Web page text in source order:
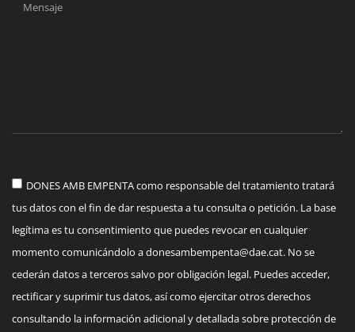
DONES AMB EMPENTA como responsable del tratamiento tratará
tus datos con el fin de dar respuesta a tu consulta o petición. La base
legítima es tu consentimiento que puedes revocar en cualquier
momento comunicándolo adonesambempenta@dae.cat. No se
cederán datos a terceros salvo por obligación legal. Puedes acceder,
rectificar y suprimir tus datos, así como ejercitar otros derechos
consultando la información adicional y detallada sobre protección de